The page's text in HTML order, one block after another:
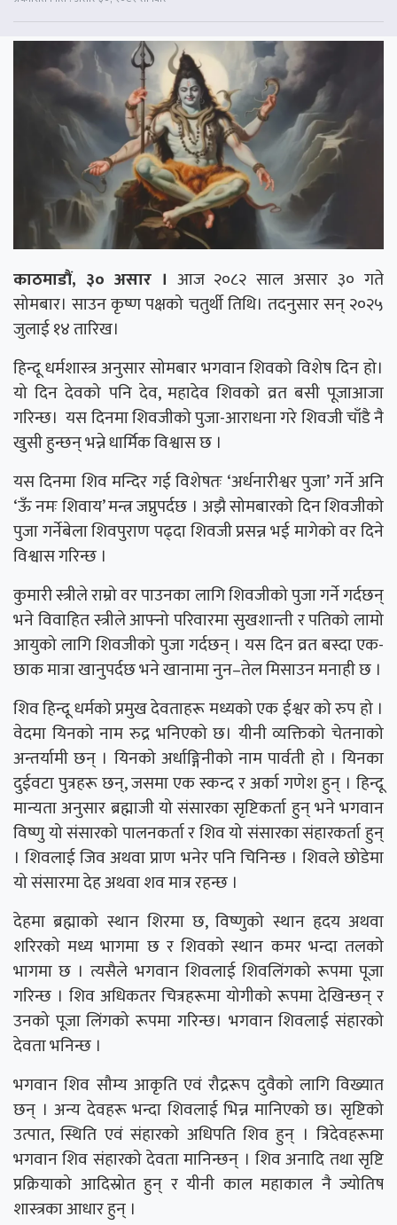
काठमाडौं, ३० असार । आज २०८२ साल असार ३० गते
सोमबार। साउन कृष्ण पक्षको चतुर्थी तिथि। तदनुसार सन् २०२५
जुलाई १४ तारिख।
हिन्दू धर्मशास्त्र अनुसार सोमबार भगवान शिवको विशेष दिन हो।
यो दिन देवको पनि देव, महादेव शिवको व्रत बसी पूजाआजा
गरिन्छ। यस दिनमा शिवजीको पुजा-आराधना गरे शिवजी चाँडै नै
खुसी हुन्छन् भन्ने धार्मिक विश्वास छ ।
यस दिनमा शिव मन्दिर गई विशेषतः ‘अर्धनारीश्वर पुजा’ गर्ने अनि
‘ऊँ नमः शिवाय’ मन्त्र जप्नुपर्दछ । अझै सोमबारको दिन शिवजीको
पुजा गर्नेबेला शिवपुराण पढ्दा शिवजी प्रसन्न भई मागेको वर दिने
विश्वास गरिन्छ ।
कुमारी स्त्रीले राम्रो वर पाउनका लागि शिवजीको पुजा गर्ने गर्दछन्
भने विवाहित स्त्रीले आफ्नो परिवारमा सुखशान्ती र पतिको लामो
आयुको लागि शिवजीको पुजा गर्दछन् । यस दिन व्रत बस्दा एक-
छाक मात्रा खानुपर्दछ भने खानामा नुन–तेल मिसाउन मनाही छ ।
शिव हिन्दू धर्मको प्रमुख देवताहरू मध्यको एक ईश्वर को रुप हो ।
वेदमा यिनको नाम रुद्र भनिएको छ। यीनी व्यक्तिको चेतनाको
अन्तर्यामी छन् । यिनको अर्धाङ्गिनीको नाम पार्वती हो । यिनका
दुईवटा पुत्रहरू छन्, जसमा एक स्कन्द र अर्का गणेश हुन् । हिन्दू
मान्यता अनुसार ब्रह्माजी यो संसारका सृष्टिकर्ता हुन् भने भगवान
विष्णु यो संसारको पालनकर्ता र शिव यो संसारका संहारकर्ता हुन्
। शिवलाई जिव अथवा प्राण भनेर पनि चिनिन्छ । शिवले छोडेमा
यो संसारमा देह अथवा शव मात्र रहन्छ ।
देहमा ब्रह्माको स्थान शिरमा छ, विष्णुको स्थान हृदय अथवा
शरिरको मध्य भागमा छ र शिवको स्थान कमर भन्दा तलको
भागमा छ । त्यसैले भगवान शिवलाई शिवलिंगको रूपमा पूजा
गरिन्छ । शिव अधिकतर चित्रहरूमा योगीको रूपमा देखिन्छन् र
उनको पूजा लिंगको रूपमा गरिन्छ। भगवान शिवलाई संहारको
देवता भनिन्छ ।
भगवान शिव सौम्य आकृति एवं रौद्ररूप दुवैको लागि विख्यात
छन् । अन्य देवहरू भन्दा शिवलाई भिन्न मानिएको छ। सृष्टिको
उत्पात, स्थिति एवं संहारको अधिपति शिव हुन् । त्रिदेवहरूमा
भगवान शिव संहारको देवता मानिन्छन् । शिव अनादि तथा सृष्टि
प्रक्रियाको आदिस्रोत हुन् र यीनी काल महाकाल नै ज्योतिष
शास्त्रका आधार हुन् ।